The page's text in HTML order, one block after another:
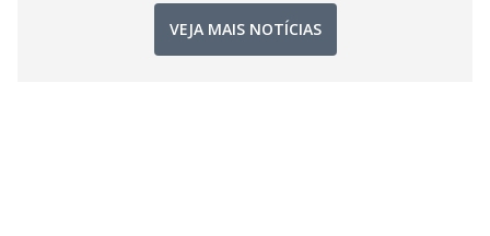
VEJA MAIS NOTÍCIAS